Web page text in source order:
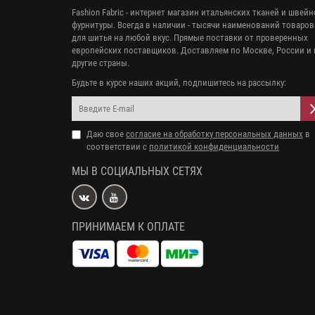
Fashion Fabric - интернет магазин итальянских тканей и
фурнитуры. Всегда в наличии - тысячи наименований товаров
для шитья на любой вкус. Прямые поставки от проверенных
европейских поставщиков. Доставляем по Москве, России и
другие страны.
Будьте в курсе наших акций, подпишитесь на рассылку:
Даю свое согласие на обработку персональных данных в
соответствии с политикой конфиденциальности
МЫ В СОЦИАЛЬНЫХ СЕТЯХ
ПРИНИМАЕМ К ОПЛАТЕ